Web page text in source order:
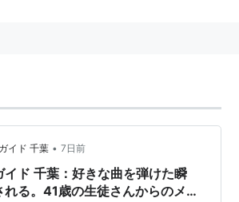
ー
イド 千葉 • 7日前
イド 千葉：好きな曲を弾けた瞬
れる。41歳の生徒さんからのメッ